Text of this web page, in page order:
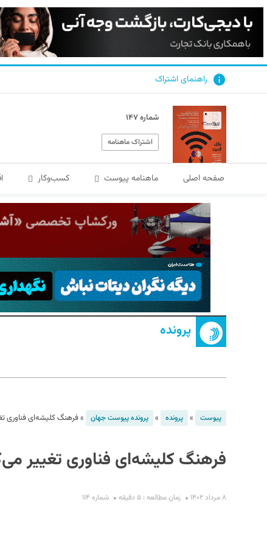
راهنمای اشتراک
شماره ۱۴۷
اشتراک ماهنامه
صفحه اصلی ماهنامه پیوست کسب‌و‌کار
پرونده
پیوست » پرونده » پرونده پیوست جهان »فرهنگ کلیشه‌ای فناوری
فرهنگ کلیشه‌ای فناوری تغییر
۸ مرداد ۱۴۰۲ زمان مطالعه : ۵ دقیقه شماره ۱۱۴